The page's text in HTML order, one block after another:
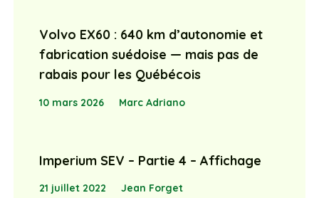
Volvo EX60 : 640 km d’autonomie et
fabrication suédoise — mais pas de
rabais pour les Québécois
10 mars 2026 Marc Adriano
Imperium SEV – Partie 4 – Affichage
21 juillet 2022 Jean Forget